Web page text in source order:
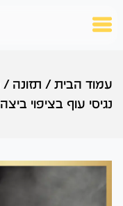
עמוד הבית / תזונה /
נגיסי עוף בציפוי ביצה